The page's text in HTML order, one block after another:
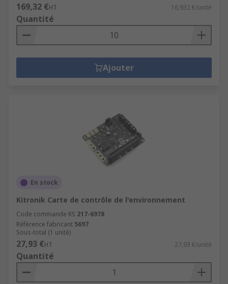
169,32 €HT 16,932 €/unité
Quantité
Ajouter
En stock
Kitronik Carte de contrôle de l'environnement
Code commande RS 217-6978
Référence fabricant 5697
Sous-total (1 unité)
27,93 €HT 27,93 €/unité
Quantité